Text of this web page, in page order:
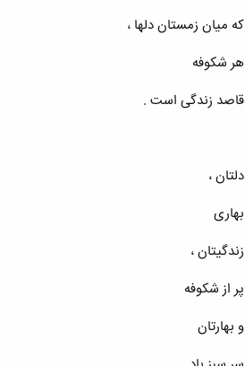
که میان زمستان دلها ،
هر شکوفه
قاصد زندگی است .
دلتان ،
بهاری
زندگیتان ،
پر از شکوفه
و بهارتان